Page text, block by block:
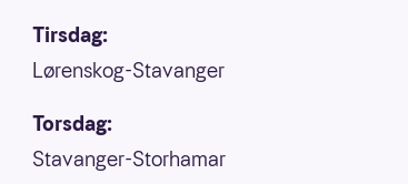
Tirsdag:
Lørenskog-Stavanger
Torsdag:
Stavanger-Storhamar